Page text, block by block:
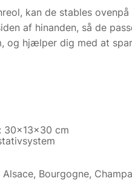
kan de stables ovenpå
af hinanden, så de
og hjælper dig med at
30x13x30 cm
Bourgogne,